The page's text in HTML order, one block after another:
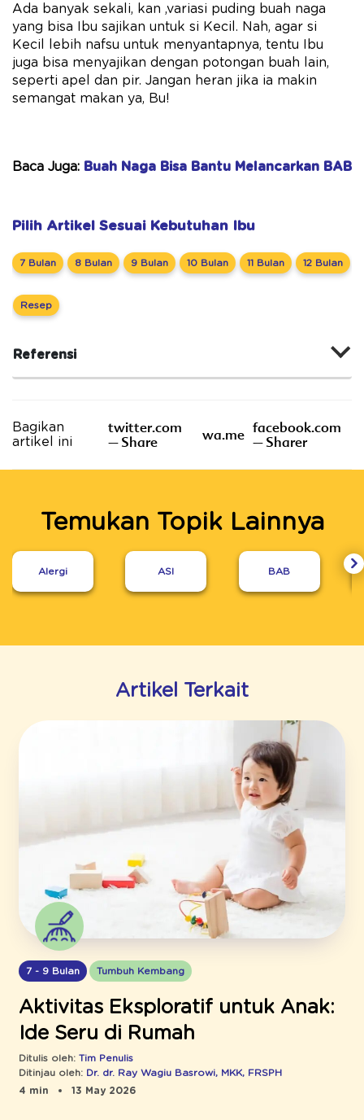
Ada banyak sekali, kan ,variasi puding buah naga
yang bisa Ibu sajikan untuk si Kecil. Nah, agar si
Kecil lebih nafsu untuk menyantapnya, tentu Ibu
juga bisa menyajikan dengan potongan buah lain,
seperti apel dan pir. Jangan heran jika ia makin
semangat makan ya, Bu!
Baca Juga: Buah Naga Bisa Bantu Melancarkan BAB
Pilih Artikel Sesuai Kebutuhan Ibu
7 Bulan 8 Bulan 9 Bulan 10 Bulan 11 Bulan 12 Bulan
Resep
Referensi
Bagikan
artikel ini
twitter.com
– Share
wa.me facebook.com
– Sharer
Temukan Topik Lainnya
Alergi ASI BAB
Artikel Terkait
7 - 9 Bulan Tumbuh Kembang
Aktivitas Eksploratif untuk Anak:
Ide Seru di Rumah
Ditulis oleh: Tim Penulis
Ditinjau oleh: Dr. dr. Ray Wagiu Basrowi, MKK, FRSPH
4 min
13 May 2026